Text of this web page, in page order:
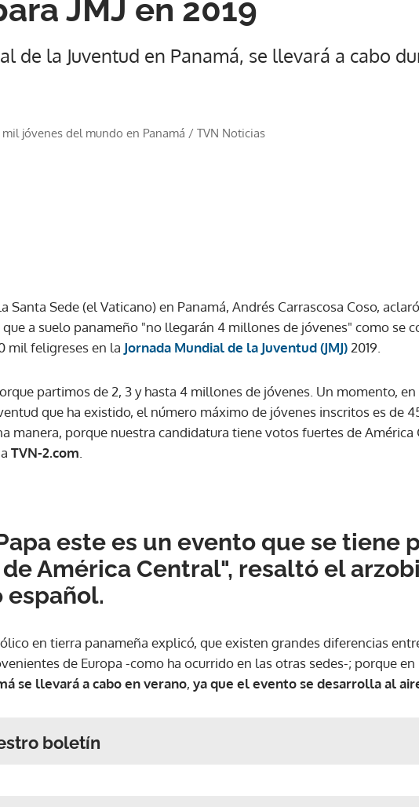
JMJ en 2019
de la Juventud en Panamá, se llevará a cabo
jóvenes del mundo en Panamá / TVN Noticias
Santa Sede (el Vaticano) en Panamá, Andrés Carrascosa Coso,
que a suelo panameño "no llegarán 4 millones de jóvenes" como se
mil feligreses en la Jornada Mundial de la Juventud (JMJ) 2019.
partimos de 2, 3 y hasta 4 millones de jóvenes. Un momento,
que ha existido, el número máximo de jóvenes inscritos es de
manera, porque nuestra candidatura tiene votos fuertes de América
TVN-2.com
este es un evento que se tiene
América Central", resaltó el
en tierra panameña explicó, que existen grandes diferencias
de Europa -como ha ocurrido en las otras sedes-; porque en
se llevará a cabo en verano, ya que el evento se desarrolla al
boletín